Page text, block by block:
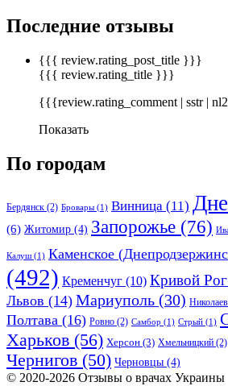
Последние отзывы
{{{ review.rating_post_title }}}
{{{ review.rating_title }}}
{{{review.rating_comment | sstr |
Показать
По городам
Бердянск (2) Бровары (1) Винница (11)
(6) Житомир (4) Запорожье (76)
Калуш (1) Каменское
(492) Кременчуг (10) Кривой Рог
Львов (14) Мариуполь (30) Николаев
Полтава (16) Ровно (2) Самбор (1) Стрый (1)
Харьков (56) Херсон (3) Хмельницкий (2)
Чернигов (50) Черновцы (4)
© 2020-2026 Отзывы о врачах Украины